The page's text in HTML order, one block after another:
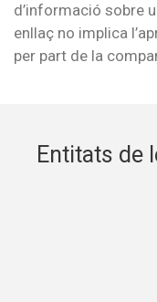
d’informació sobre
enllaç no implica
per part de la
Entitats de